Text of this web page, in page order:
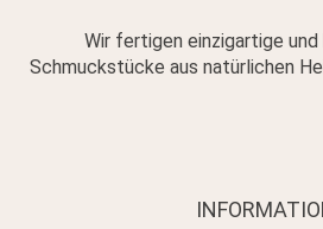
Wir fertigen einzigartige
Schmuckstücke aus natürlichen